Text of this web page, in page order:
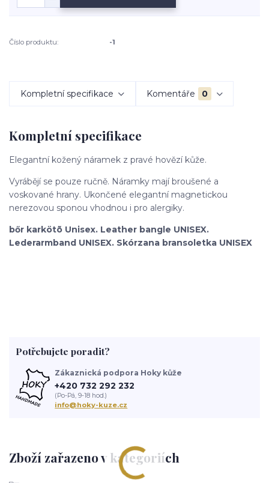
Číslo produktu: -1
Kompletní specifikace Komentáře 0
Kompletní specifikace
Elegantní kožený náramek z pravé hovězí kůže.
Vyrábějí se pouze ručně. Náramky mají broušené a
voskované hrany. Ukončené elegantní magnetickou
nerezovou sponou vhodnou i pro alergiky.
bőr karkötõ Unisex. Leather bangle UNISEX.
Lederarmband UNISEX. Skórzana bransoletka UNISEX
Zboží zařazeno v kategoriích
Potřebujete poradit?
Zákaznická podpora Hoky kůže
+420 732 292 232
(Po-Pá, 9-18 hod.)
info@hoky-kuze.cz